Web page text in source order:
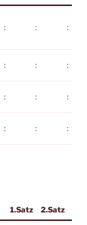
: : :
: : :
: : :
: : :
1.Satz 2.Satz